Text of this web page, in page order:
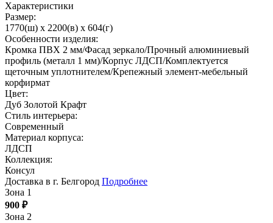
Характеристики
Размер:
1770(ш) x 2200(в) x 604(г)
Особенности изделия:
Кромка ПВХ 2 мм/Фасад зеркало/Прочный алюминиевый
профиль (металл 1 мм)/Корпус ЛДСП/Комплектуется
щеточным уплотнителем/Крепежный элемент-мебельный
корфирмат
Цвет:
Дуб Золотой Крафт
Стиль интерьера:
Современный
Материал корпуса:
ЛДСП
Коллекция:
Консул
Доставка в г. Белгород Подробнее
Зона 1
900 ₽
Зона 2